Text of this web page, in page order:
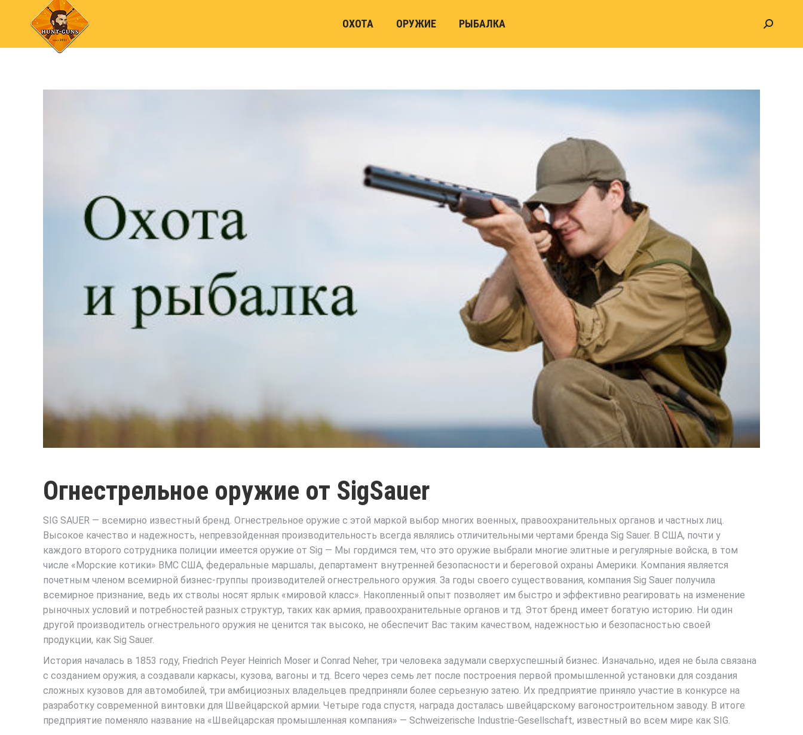
ОХОТА ОРУЖИЕ РЫБАЛКА Search:
Огнестрельное оружие от SigSauer
SIG SAUER — всемирно известный бренд. Огнестрельное оружие с этой маркой выбор многих военных, правоохранительных органов и частных лиц.
Высокое качество и надежность, непревзойденная производительность всегда являлись отличительными чертами бренда Sig Sauer. В США, почти у
каждого второго сотрудника полиции имеется оружие от Sig — Мы гордимся тем, что это оружие выбрали многие элитные и регулярные войска, в том
числе «Морские котики» ВМС США, федеральные маршалы, департамент внутренней безопасности и береговой охраны Америки. Компания является
почетным членом всемирной бизнес-группы производителей огнестрельного оружия. За годы своего существования, компания Sig Sauer получила
всемирное признание, ведь их стволы носят ярлык «мировой класс». Накопленный опыт позволяет им быстро и эффективно реагировать на изменение
рыночных условий и потребностей разных структур, таких как армия, правоохранительные органов и тд. Этот бренд имеет богатую историю. Ни один
другой производитель огнестрельного оружия не ценится так высоко, не обеспечит Вас таким качеством, надежностью и безопасностью своей
продукции, как Sig Sauer.
История началась в 1853 году, Friedrich Peyer Heinrich Moser и Conrad Neher, три человека задумали сверхуспешный бизнес. Изначально, идея не была связана
с созданием оружия, а создавали каркасы, кузова, вагоны и тд. Всего через семь лет после построения первой промышленной установки для создания
сложных кузовов для автомобилей, три амбициозных владельцев предприняли более серьезную затею. Их предприятие приняло участие в конкурсе на
разработку современной винтовки для Швейцарской армии. Четыре года спустя, награда досталась швейцарскому вагоностроительном заводу. В итоге
предприятие поменяло название на «Швейцарская промышленная компания» — Schweizerische Industrie-Gesellschaft, известный во всем мире как SIG.